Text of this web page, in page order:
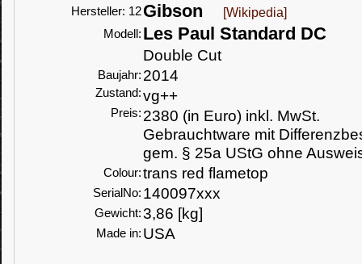
Hersteller: 12Gibson [Wikipedia]
Modell: Les Paul Standard DC
Double Cut
Baujahr: 2014
Zustand:vg++
Preis: 2380 (in Euro) inkl. MwSt.
Gebrauchtware mit
gem. § 25a UStG ohne
Colour:trans red flametop
SerialNo: 140097xxx
Gewicht:3,86 [kg]
Made in: USA